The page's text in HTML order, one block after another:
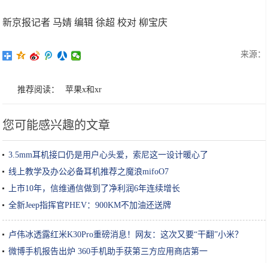
新京报记者 马婧 编辑 徐超 校对 柳宝庆
来源：
推荐阅读： 苹果x和xr
您可能感兴趣的文章
3.5mm耳机接口仍是用户心头爱，索尼这一设计暖心了
线上教学及办公必备耳机推荐之魔浪mifoO7
上市10年，信维通信做到了净利润6年连续增长
全新Jeep指挥官PHEV：900KM不加油还送牌
卢伟冰透露红米K30Pro重磅消息！网友：这次又要“干翻”小米？
微博手机报告出炉 360手机助手获第三方应用商店第一